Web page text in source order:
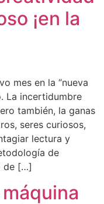
¡en la
mes en la “nueva
La incertidumbre
también, la ganas
seres curiosos,
lectura y
de
de […]